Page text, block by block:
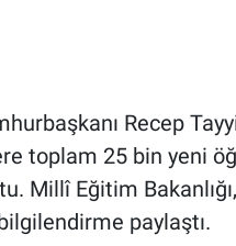
Recep
toplam 25 bin yeni
Millî Eğitim
paylaştı.